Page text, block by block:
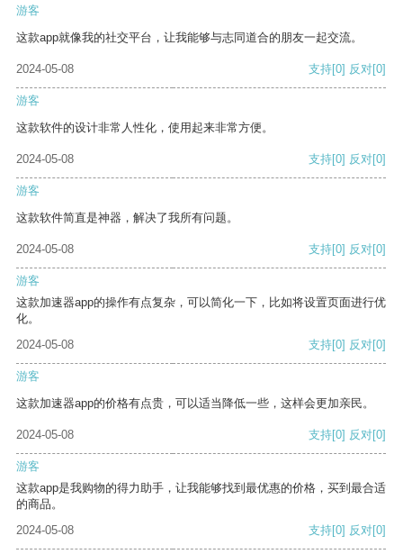
游客
这款app就像我的社交平台，让我能够与志同道合的朋友一起交流。
2024-05-08 支持[0] 反对[0]
游客
这款软件的设计非常人性化，使用起来非常方便。
2024-05-08 支持[0] 反对[0]
游客
这款软件简直是神器，解决了我所有问题。
2024-05-08 支持[0] 反对[0]
游客
这款加速器app的操作有点复杂，可以简化一下，比如将设置页面进行优
化。
2024-05-08
支持[0] 反对[0]
游客
这款加速器app的价格有点贵，可以适当降低一些，这样会更加亲民。
2024-05-08 支持[0] 反对[0]
游客
这款app是我购物的得力助手，让我能够找到最优惠的价格，买到最合适
的商品。
2024-05-08
支持[0] 反对[0]